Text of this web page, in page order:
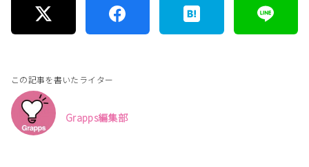
この記事を書いたライター
Grapps編集部